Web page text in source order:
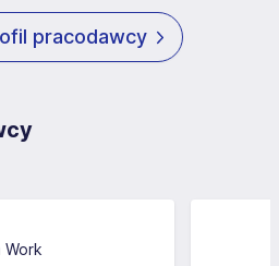
pracodawcy